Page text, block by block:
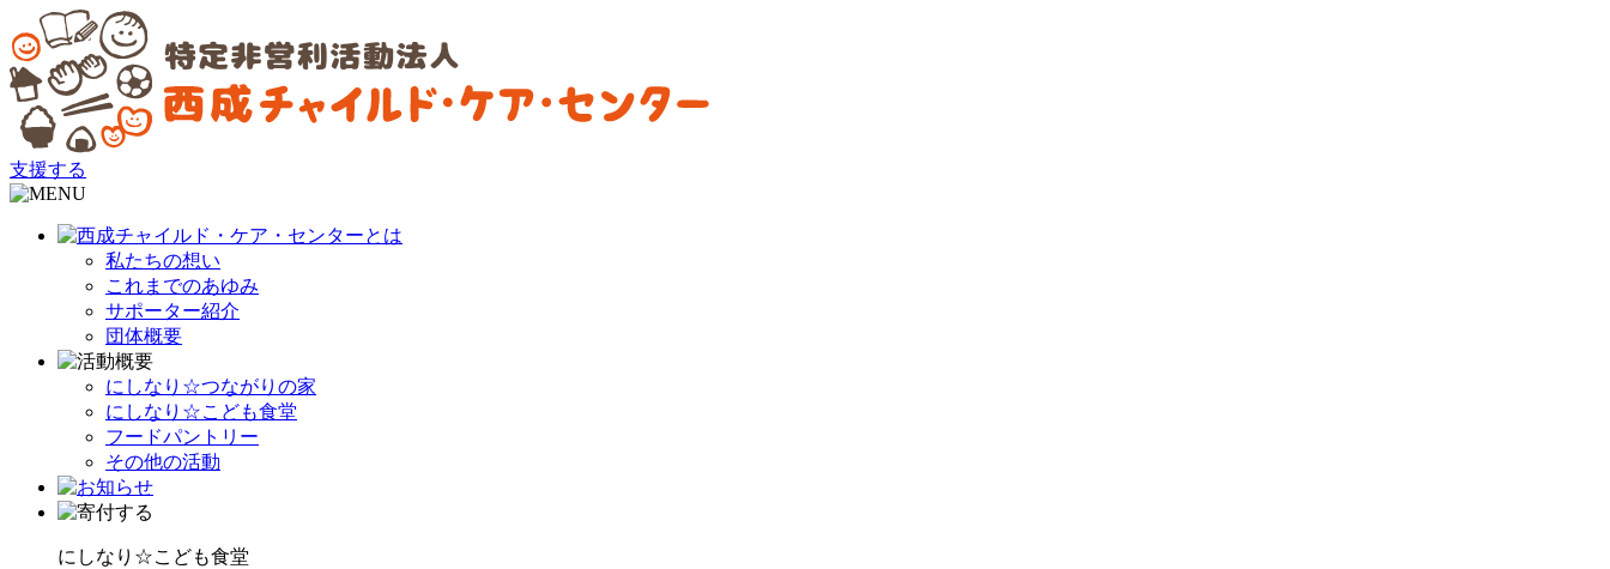
支援する
私たちの想い
これまでのあゆみ
サポーター紹介
団体概要
にしなり☆つながりの家
にしなり☆こども食堂
フードパントリー
その他の活動
にしなり☆こども食堂